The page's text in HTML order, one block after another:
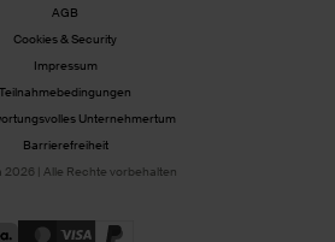
AGB
Cookies & Security
Impressum
Teilnahmebedingungen
Unternehmertum
Barrierefreiheit
2026 | Alle Rechte vorbehalten